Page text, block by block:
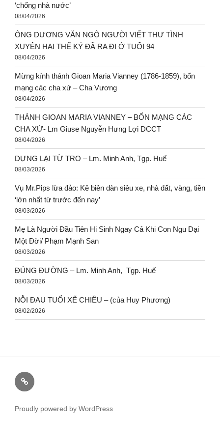
‘chống nhà nước’
08/04/2026
ÔNG DƯƠNG VĂN NGỘ NGƯỜI VIẾT THƯ TÌNH
XUYÊN HAI THẾ KỶ ĐÃ RA ĐI Ở TUỔI 94
08/04/2026
Mừng kính thánh Gioan Maria Vianney (1786-1859), bổn
mạng các cha xứ – Cha Vương
08/04/2026
THÁNH GIOAN MARIA VIANNEY – BỔN MẠNG CÁC
CHA XỨ- Lm Giuse Nguyễn Hưng Lợi DCCT
08/04/2026
DỰNG LẠI TỪ TRO – Lm. Minh Anh, Tgp. Huế
08/03/2026
Vụ Mr.Pips lừa đảo: Kê biên dàn siêu xe, nhà đất, vàng, tiền
‘lớn nhất từ trước đến nay’
08/03/2026
Mẹ Là Người Đầu Tiên Hi Sinh Ngay Cả Khi Con Ngu Dại
Một Đời/ Phạm Mạnh San
08/03/2026
ĐÚNG ĐƯỜNG – Lm. Minh Anh, Tgp. Huế
08/03/2026
NỖI ĐAU TUỔI XẾ CHIỀU – (của Huy Phương)
08/02/2026
Proudly powered by WordPress